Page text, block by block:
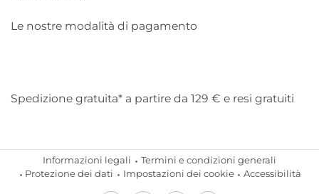
Le nostre modalità di pagamento
Spedizione gratuita* a partire da 129 € e resi gratuiti
Informazioni legali
Termini e condizioni generali
Protezione dei dati
Impostazioni dei cookie Accessibilità